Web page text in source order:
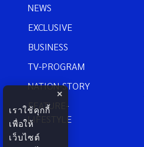
NEWS
EXCLUSIVE
BUSINESS
TV-PROGRAM
NATION-STORY
FEATURE-
LIFESTYLE
×
เราใช้คุกกี้
เพื่อให้
เว็บไซต์